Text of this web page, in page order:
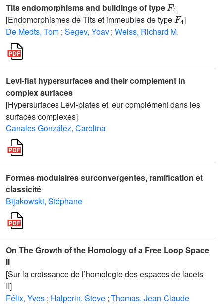
Tits endomorphisms and buildings of type
[Endomorphismes de Tits et immeubles de type
F
]
De Medts, Tom ; Segev, Yoav ; Weiss, Richard M.
Levi-flat hypersurfaces and their complement in
complex surfaces
[Hypersurfaces Levi-plates et leur complément dans les
surfaces complexes]
Canales González, Carolina
Formes modulaires surconvergentes, ramification et
classicité
Bijakowski, Stéphane
On The Growth of the Homology of a Free Loop Space
II
[Sur la croissance de l’homologie des espaces de lacets
II]
Félix, Yves ; Halperin, Steve ; Thomas, Jean-Claude